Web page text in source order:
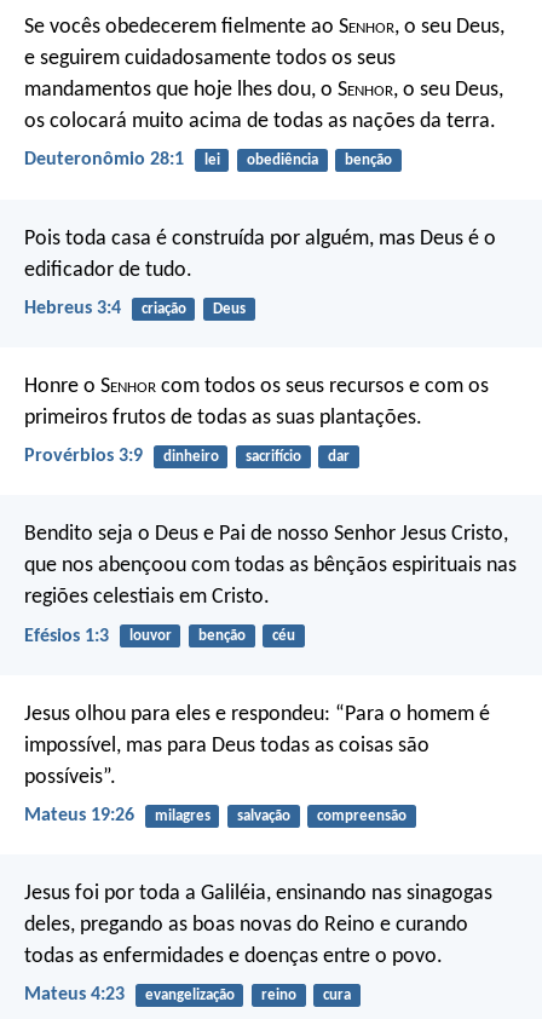
Se vocês obedecerem fielmente ao Senhor, o seu Deus,
e seguirem cuidadosamente todos os seus
mandamentos que hoje lhes dou, o Senhor, o seu Deus,
os colocará muito acima de todas as nações da terra.
Deuteronômio 28:1 lei obediência benção
Pois toda casa é construída por alguém, mas Deus é o
edificador de tudo.
Hebreus 3:4 criação Deus
Honre o Senhor com todos os seus recursos e com os
primeiros frutos de todas as suas plantações.
Provérbios 3:9 dinheiro sacrifício dar
Bendito seja o Deus e Pai de nosso Senhor Jesus Cristo,
que nos abençoou com todas as bênçãos espirituais nas
regiões celestiais em Cristo.
Efésios 1:3 louvor benção céu
Jesus olhou para eles e respondeu: “Para o homem é
impossível, mas para Deus todas as coisas são
possíveis”.
Mateus 19:26 milagres salvação compreensão
Jesus foi por toda a Galiléia, ensinando nas sinagogas
deles, pregando as boas novas do Reino e curando
todas as enfermidades e doenças entre o povo.
Mateus 4:23 evangelização reino cura